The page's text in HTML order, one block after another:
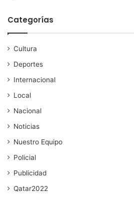
Categorías
Cultura
Deportes
Internacional
Local
Nacional
Noticias
Nuestro Equipo
Policial
Publicidad
Qatar2022